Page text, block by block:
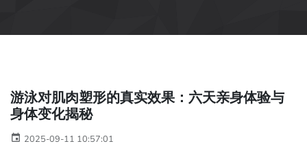
游泳对肌肉塑形的真实效果：六天亲身体验与
身体变化揭秘
2025-09-11 10:57:01